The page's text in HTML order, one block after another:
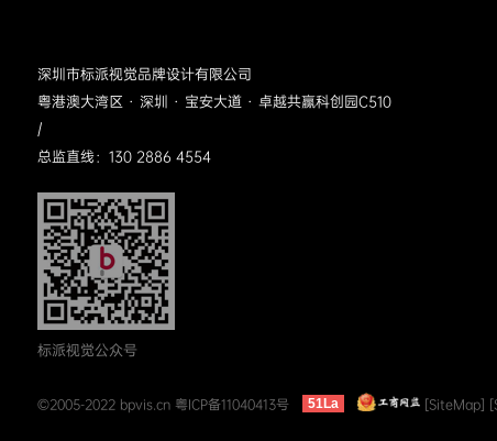
深圳市标派视觉品牌设计有限公司
粤港澳大湾区 · 深圳 · 宝安大道 · 卓越共赢科创园C510
/
总监直线：130 2886 4554
标派视觉公众号
©2005-2022 bpvis.cn 粤ICP备11040413号 51La [SiteMap]